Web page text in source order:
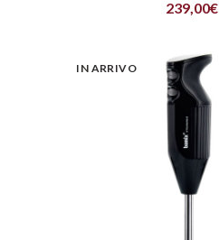
239,00€
IN ARRIVO